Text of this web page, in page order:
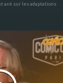
axé sur les adaptations